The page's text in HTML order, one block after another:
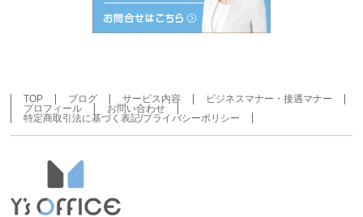
TOP ブログ サービス内容
ビジネスマナー・接遇マナー
プロフィール
お問い合わせ
特定商取引法に基づく表記/プライバシーポリシー